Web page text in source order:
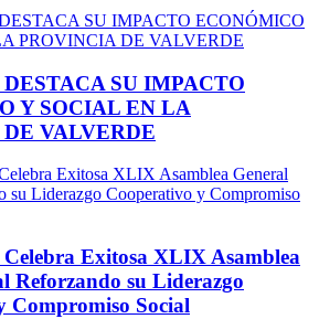
SU IMPACTO
Y SOCIAL EN LA
VALVERDE
Exitosa XLIX Asamblea
Reforzando su Liderazgo
Compromiso Social